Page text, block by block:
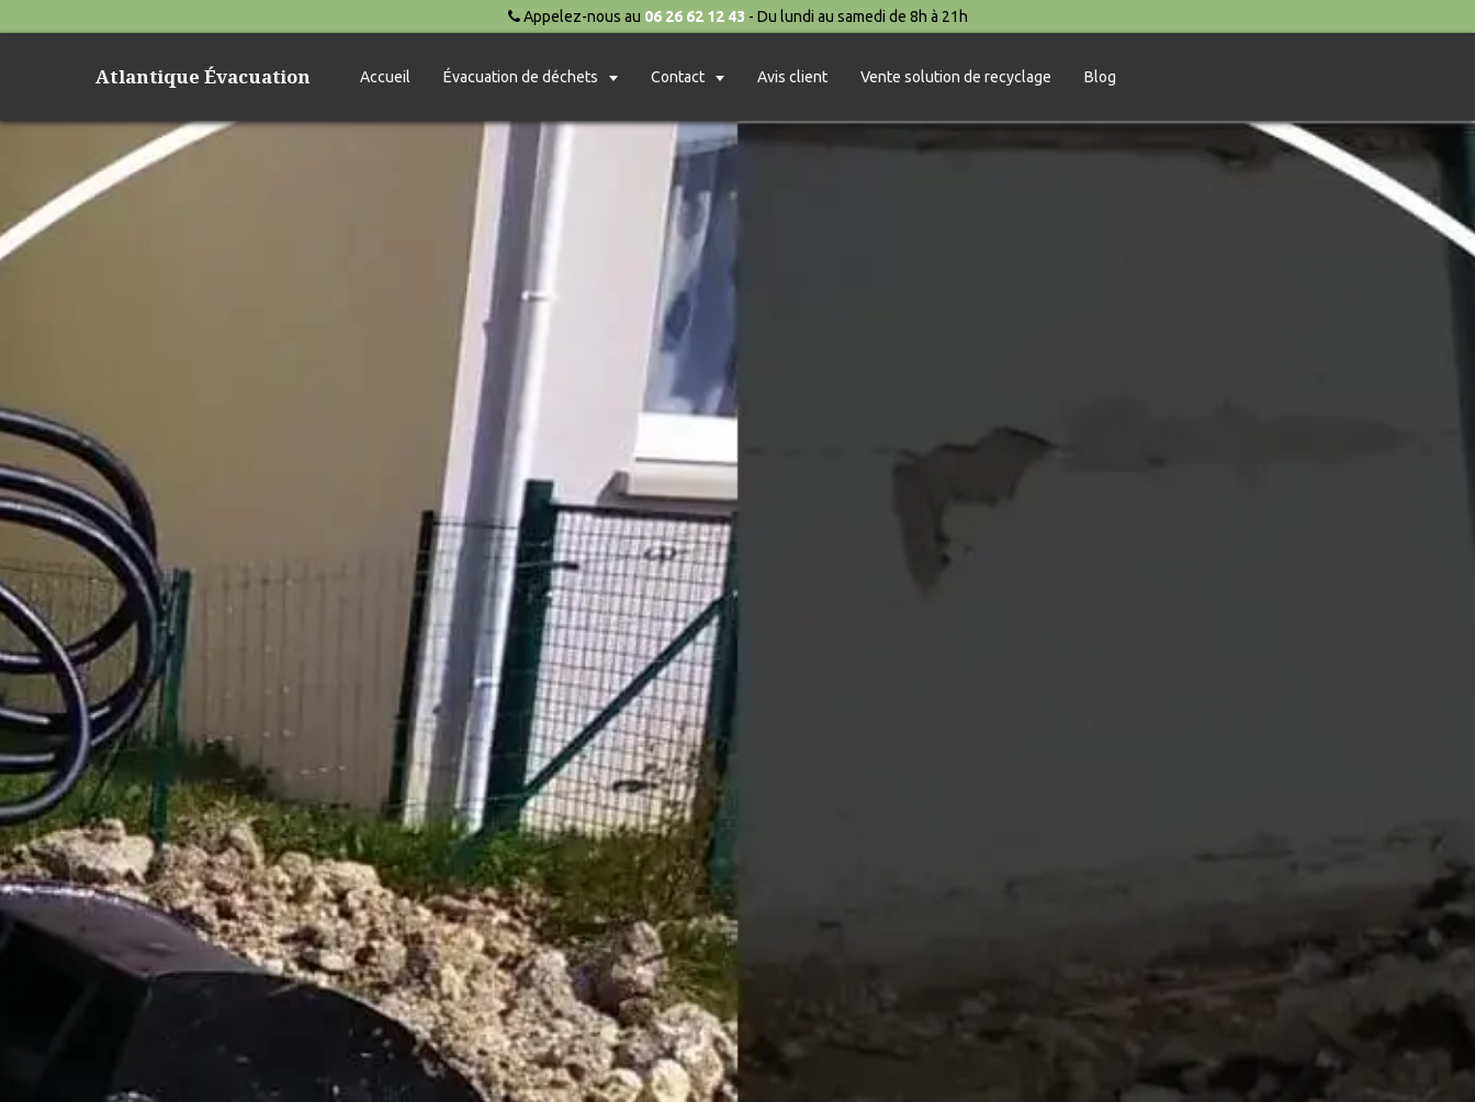
Appelez-nous au 06 26 62 12 43 - Du lundi au samedi de 8h à 21h
Atlantique Évacuation Accueil Évacuation de déchets Contact Avis client Vente solution de recyclage Blog